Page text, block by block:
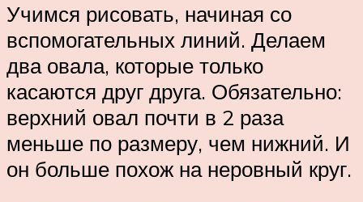
Учимся рисовать, начиная со
вспомогательных линий. Делаем
два овала, которые только
касаются друг друга. Обязательно:
верхний овал почти в 2 раза
меньше по размеру, чем нижний. И
он больше похож на неровный круг.